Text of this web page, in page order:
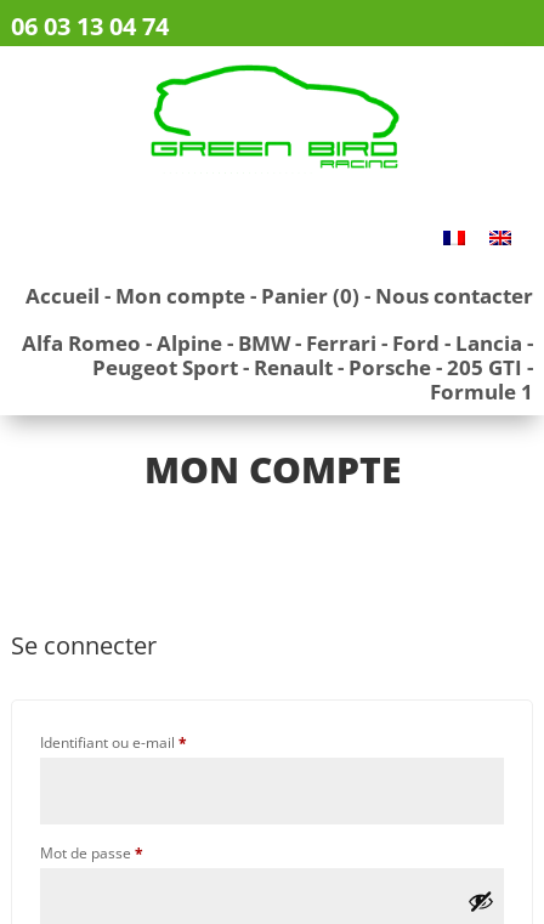
06 03 13 04 74
Accueil - Mon compte- Panier (0) - Nous contacter
Alfa Romeo -Alpine- BMW- Ferrari - Ford - Lancia -
Peugeot Sport- Renault- Porsche-205 GTI -
Formule 1
MON COMPTE
Se connecter
Identifiant ou e-mail *Obligatoire
Mot de passe *Obligatoire